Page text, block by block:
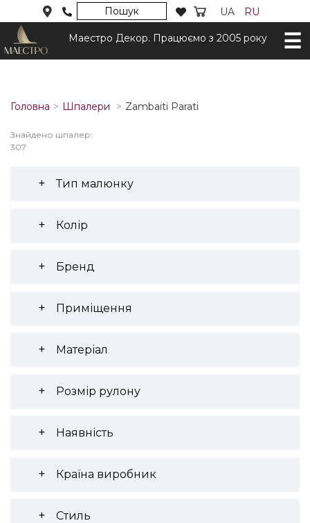
Пошук UA RU
Маестро Декор. Працюємо з 2005 року
Головна Шпалери Zambaiti Parati
Знайдено шпалер:
307
Тип малюнку
Колір
Бренд
Приміщення
Матеріал
Розмір рулону
Наявність
Країна виробник
Стиль